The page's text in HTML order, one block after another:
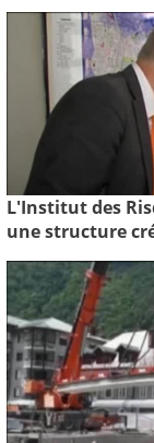
L'Institut des
une structure